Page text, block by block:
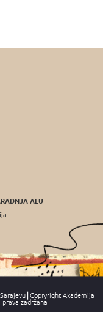
ALU
Akademija
zadržana